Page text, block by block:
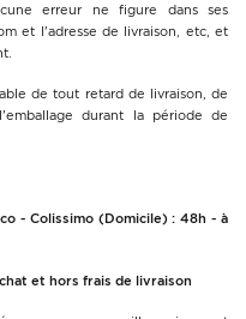
erreur ne figure dans ses
et l'adresse de livraison, etc, et
de tout retard de livraison, de
durant la période de
- Colissimo (Domicile) : 48h - à
et hors frais de livraison